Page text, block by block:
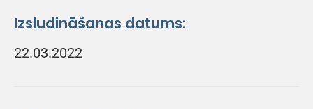
Izsludināšanas datums:
22.03.2022